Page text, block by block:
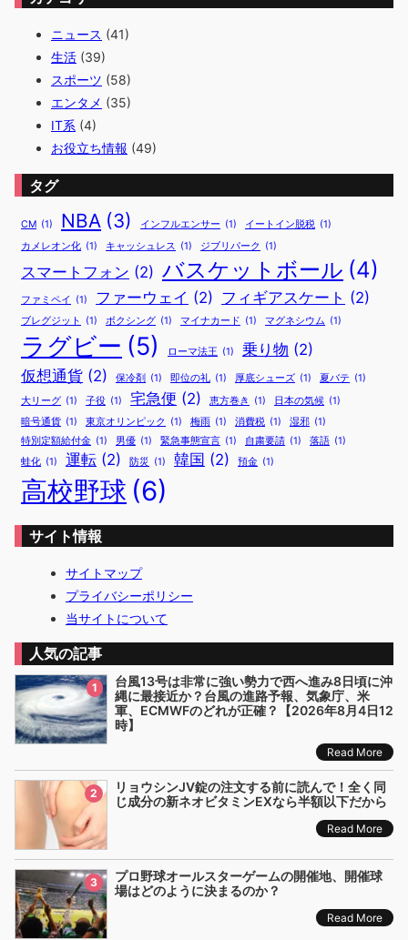
ニュース (41)
生活 (39)
スポーツ (58)
エンタメ (35)
IT系 (4)
お役立ち情報 (49)
タグ
CM (1) NBA (3) インフルエンサー (1) イートイン脱税 (1)
カメレオン化 (1) キャッシュレス (1) ジブリパーク (1)
スマートフォン (2) バスケットボール (4)
ファミペイ (1) ファーウェイ (2) フィギアスケート (2)
ブレグジット (1) ボクシング (1) マイナカード (1) マグネシウム (1)
ラグビー (5) ローマ法王 (1) 乗り物 (2)
仮想通貨 (2) 保冷剤 (1) 即位の礼 (1) 厚底シューズ (1) 夏バテ (1)
大リーグ (1) 子役 (1) 宅急便 (2) 恵方巻き (1) 日本の気候 (1)
暗号通貨 (1) 東京オリンピック (1) 梅雨 (1) 消費税 (1) 湿邪 (1)
特別定額給付金 (1) 男優 (1) 緊急事態宣言 (1) 自粛要請 (1) 落語 (1)
蛙化 (1) 運転 (2) 防災 (1) 韓国 (2) 預金 (1)
高校野球 (6)
サイト情報
サイトマップ
プライバシーポリシー
当サイトについて
人気の記事
1
台風13号は非常に強い勢力で西へ進み8日頃に沖
縄に最接近か？台風の進路予報、気象庁、米
軍、ECMWFのどれが正確？【2026年8月4日12
時】
Read More
2
リョウシンJV錠の注文する前に読んで！全く同
じ成分の新ネオビタミンEXなら半額以下だから
Read More
3
プロ野球オールスターゲームの開催地、開催球
場はどのように決まるのか？
Read More